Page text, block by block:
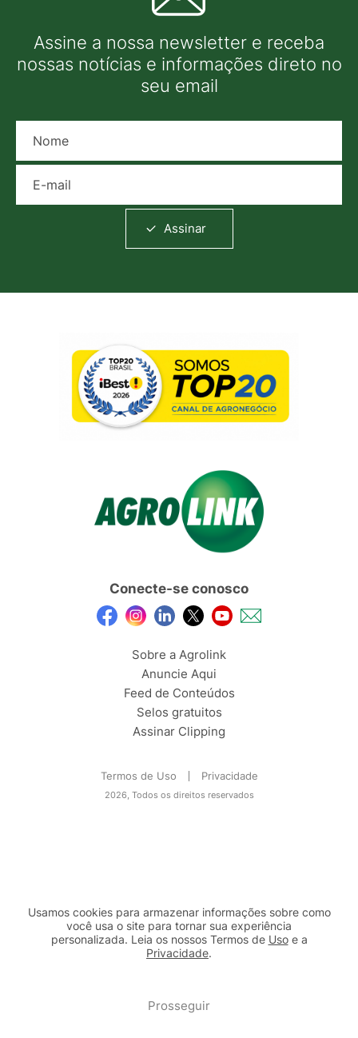
Assine a nossa newsletter e receba
nossas notícias e informações direto no
seu email
Assinar
Conecte-se conosco
Sobre a Agrolink
Anuncie Aqui
Feed de Conteúdos
Selos gratuitos
Assinar Clipping
Termos de Uso Privacidade
2026, Todos os direitos reservados
Usamos cookies para armazenar informações sobre como
você usa o site para tornar sua experiência
personalizada. Leia os nossos Termos de Usoe a
Privacidade.
Prosseguir